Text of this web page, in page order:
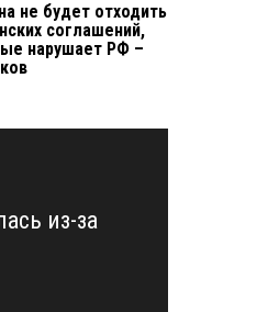
не будет отходить
соглашений,
нарушает РФ –
из-за